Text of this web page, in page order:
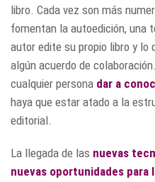
libro. Cada vez son más
fomentan la autoedición, una
autor edite su propio libro y lo
algún acuerdo de
cualquier persona dar a
haya que estar atado a la
editorial.
La llegada de las nuevas
nuevas oportunidades para